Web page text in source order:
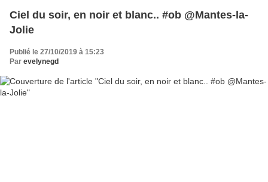
Ciel du soir, en noir et blanc.. #ob @Mantes-la-
Jolie
Publié le 27/10/2019 à 15:23
Par evelynegd